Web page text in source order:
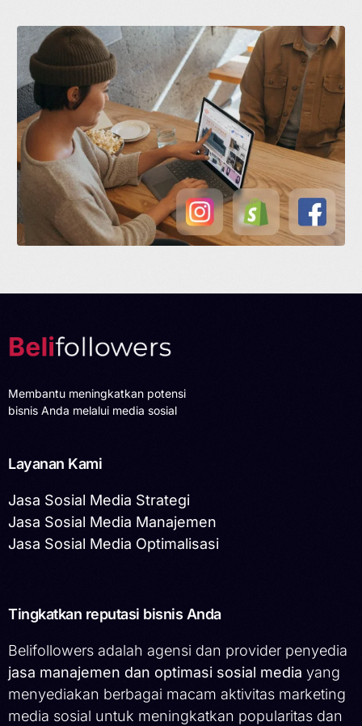
Membantu meningkatkan potensi
bisnis Anda melalui media sosial
Layanan Kami
Jasa Sosial Media Strategi
Jasa Sosial Media Manajemen
Jasa Sosial Media Optimalisasi
Tingkatkan reputasi bisnis Anda
Belifollowers adalah agensi dan provider penyedia
jasa manajemen dan optimasi sosial media yang
menyediakan berbagai macam aktivitas marketing
media sosial untuk meningkatkan popularitas dan